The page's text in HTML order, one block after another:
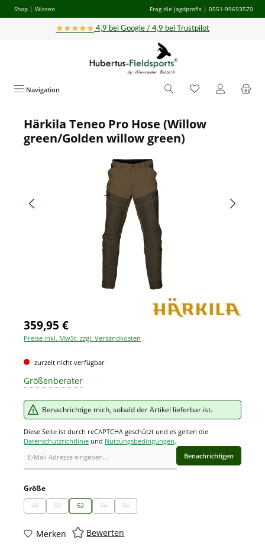
Zum Hauptinhalt springen
Shop | Wissen Frag die Jagdprofis | 0551-99693570
★★★★★ 4,9 bei Google / 4,9 bei Trustpilot
Navigation
Bildergalerie überspringen
Härkila Teneo Pro Hose (Willow
green/Golden willow green)
359,95 €
Preise inkl. MwSt. zzgl. Versandkosten
zurzeit nicht verfügbar
Größenberater
Benachrichtige mich, sobald der Artikel lieferbar ist.
Diese Seite ist durch reCAPTCHA geschützt und es gelten die
Datenschutzrichtlinie und Nutzungsbedingungen.
Benachrichtigen
Größeauswählen
48
(Diese Option ist zurzeit nicht verfügbar.)
50
(Diese Option ist zurzeit nicht verfügbar.)
52
(Diese Option ist zurzeit nicht verfügbar.)
54
(Diese Option ist zurzeit nicht verfügbar.)
56
(Diese Option ist zurzeit nicht verfügbar.)
Merken Bewerten